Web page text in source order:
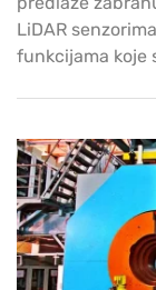
LiDAR
funkcijama koje